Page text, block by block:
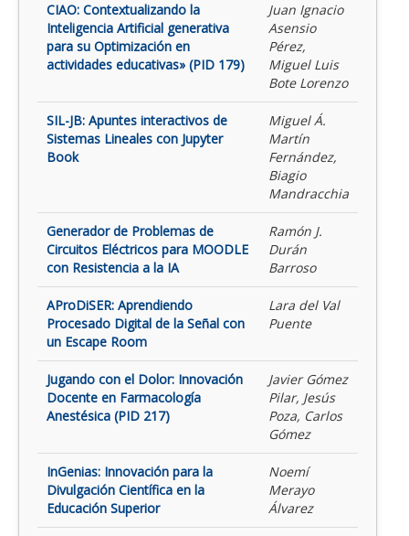
CIAO: Contextualizando la
Inteligencia Artificial generativa
para su Optimización en
actividades educativas» (PID 179)
Juan Ignacio
Asensio
Pérez,
Miguel Luis
Bote Lorenzo
SIL-JB: Apuntes interactivos de
Sistemas Lineales con Jupyter
Book
Miguel Á.
Martín
Fernández,
Biagio
Mandracchia
Generador de Problemas de
Circuitos Eléctricos para MOODLE
con Resistencia a la IA
Ramón J.
Durán
Barroso
AProDiSER: Aprendiendo
Procesado Digital de la Señal con
un Escape Room
Lara del Val
Puente
Jugando con el Dolor: Innovación
Docente en Farmacología
Anestésica (PID 217)
Javier Gómez
Pilar, Jesús
Poza, Carlos
Gómez
InGenias: Innovación para la
Divulgación Científica en la
Educación Superior
Noemí
Merayo
Álvarez